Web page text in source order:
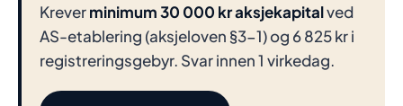
Kreverminimum 30 000 kr aksjekapitalved
AS-etablering (aksjeloven §3-1) og 6 825 kr i
registreringsgebyr. Svar innen 1 virkedag.